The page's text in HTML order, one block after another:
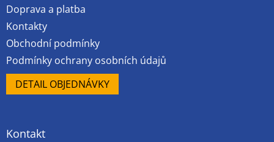
Doprava a platba
Kontakty
Obchodní podmínky
Podmínky ochrany osobních údajů
DETAIL OBJEDNÁVKY
Kontakt